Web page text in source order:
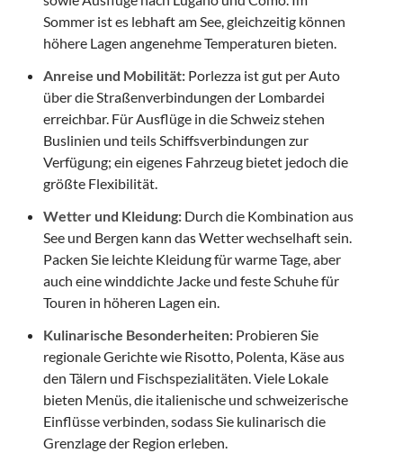
Sommer ist es lebhaft am See, gleichzeitig können
höhere Lagen angenehme Temperaturen bieten.
Anreise und Mobilität: Porlezza ist gut per Auto
über die Straßenverbindungen der Lombardei
erreichbar. Für Ausflüge in die Schweiz stehen
Buslinien und teils Schiffsverbindungen zur
Verfügung; ein eigenes Fahrzeug bietet jedoch die
größte Flexibilität.
Wetter und Kleidung: Durch die Kombination aus
See und Bergen kann das Wetter wechselhaft sein.
Packen Sie leichte Kleidung für warme Tage, aber
auch eine winddichte Jacke und feste Schuhe für
Touren in höheren Lagen ein.
Kulinarische Besonderheiten: Probieren Sie
regionale Gerichte wie Risotto, Polenta, Käse aus
den Tälern und Fischspezialitäten. Viele Lokale
bieten Menüs, die italienische und schweizerische
Einflüsse verbinden, sodass Sie kulinarisch die
Grenzlage der Region erleben.